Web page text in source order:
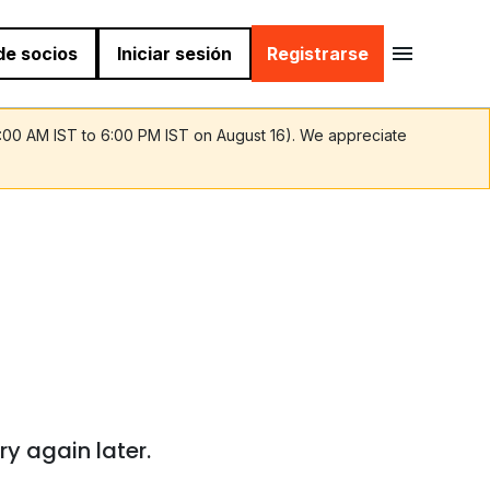
socios Iniciar sesión Registrarse
AM IST to 6:00 PM IST on August 16). We appreciate
again later.